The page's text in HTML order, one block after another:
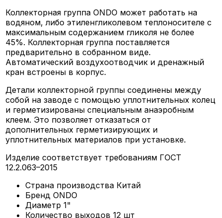
Коллекторная группа ONDO может работать на
водяном, либо этиленгликолевом теплоносителе с
максимальным содержанием гликоля не более
45%. Коллекторная группа поставляется
предварительно в собранном виде.
Автоматический воздухоотводчик и дренажный
кран встроены в корпус.
Детали коллекторной группы соединены между
собой на заводе с помощью уплотнительных колец
и герметизированы специальным анаэробным
клеем. Это позволяет отказаться от
дополнительных герметизирующих и
уплотнительных материалов при установке.
Изделие соответствует требованиям ГОСТ
12.2.063–2015
Страна производства Китай
Бренд ONDO
Диаметр 1"
Количество выходов 12 шт